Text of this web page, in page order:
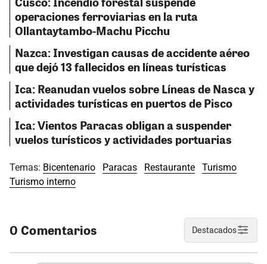
operaciones ferroviarias en la ruta
Ollantaytambo-Machu Picchu
Nazca: Investigan causas de accidente aéreo
que dejó 13 fallecidos en líneas turísticas
Ica: Reanudan vuelos sobre Líneas de Nasca y
actividades turísticas en puertos de Pisco
Ica: Vientos Paracas obligan a suspender
vuelos turísticos y actividades portuarias
Temas: Bicentenario Paracas Restaurante
Turismo
Turismo interno
0 Comentarios Destacados